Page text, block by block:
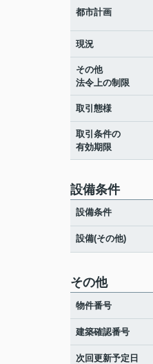
都市計画
現況
その他
法令上の制限
取引態様
取引条件の
有効期限
設備条件
設備条件
設備(その他)
その他
物件番号
建築確認番号
次回更新予定日